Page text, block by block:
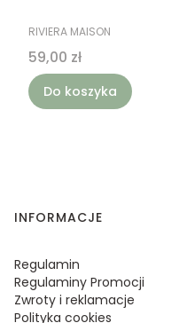
PRODUCENT
RIVIERA MAISON
Cena
59,00 zł
Do koszyka
Linki w stopce
INFORMACJE
Regulamin
Regulaminy Promocji
Zwroty i reklamacje
Polityka cookies